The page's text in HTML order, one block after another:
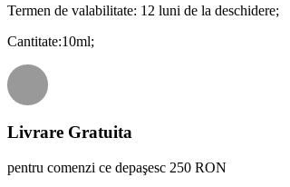
Termen de valabilitate: 12 luni de la deschidere;
Cantitate:10ml;
Livrare Gratuita
pentru comenzi ce depaşesc 250 RON